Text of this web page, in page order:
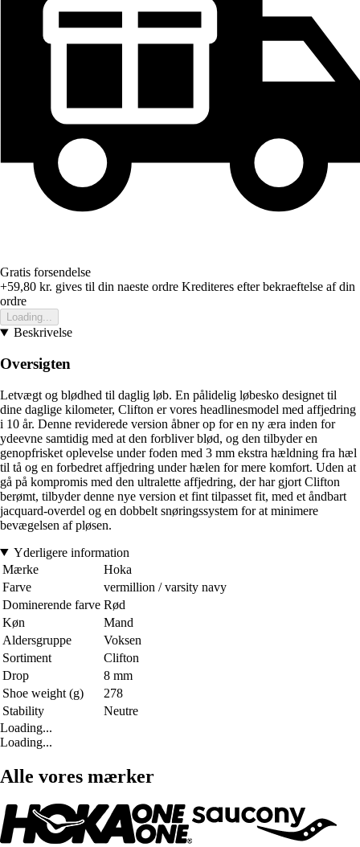
Gratis forsendelse
+59,80 kr. gives til din naeste ordre Krediteres efter bekraeftelse af din
ordre
Loading...
Beskrivelse
Oversigten
Letvægt og blødhed til daglig løb. En pålidelig løbesko designet til
dine daglige kilometer, Clifton er vores headlinesmodel med affjedring
i 10 år. Denne reviderede version åbner op for en ny æra inden for
ydeevne samtidig med at den forbliver blød, og den tilbyder en
genopfrisket oplevelse under foden med 3 mm ekstra hældning fra hæl
til tå og en forbedret affjedring under hælen for mere komfort. Uden at
gå på kompromis med den ultralette affjedring, der har gjort Clifton
berømt, tilbyder denne nye version et fint tilpasset fit, med et åndbart
jacquard-overdel og en dobbelt snøringssystem for at minimere
bevægelsen af pløsen.
Yderligere information
Mærke
Hoka
Farve
vermillion / varsity navy
Dominerende farve Rød
Køn
Mand
Aldersgruppe
Voksen
Sortiment
Clifton
Drop
8 mm
Shoe weight (g)
278
Stability
Neutre
Loading...
Loading...
Alle vores mærker